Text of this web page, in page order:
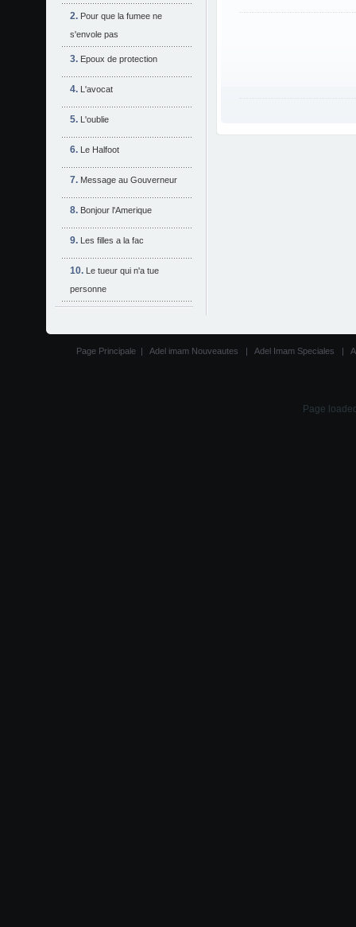
Pour que la fumee ne
s'envole pas
Epoux de protection
L'avocat
L'oublie
Le Halfoot
Message au Gouverneur
Bonjour l'Amerique
Les filles a la fac
Le tueur qui n'a tue
personne
Page Principale | Adel imam Nouveautes | Adel Imam Speciales |
Page